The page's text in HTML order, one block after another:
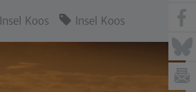
Insel Koos Insel Koos